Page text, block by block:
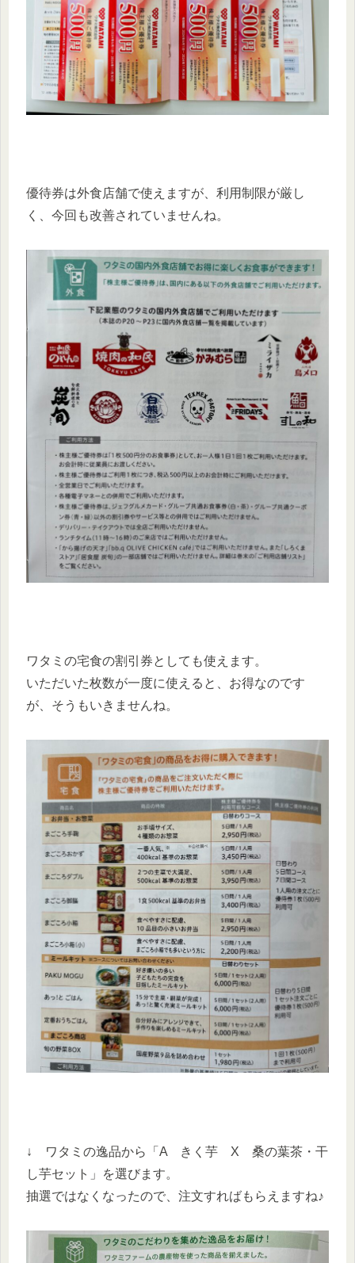
優待券は外食店舗で使えますが、利用制限が厳し
く、今回も改善されていませんね。
ワタミの宅食の割引券としても使えます。
いただいた枚数が一度に使えると、お得なのです
が、そうもいきませんね。
↓ ワタミの逸品から「A きく芋 X 桑の葉茶・干
し芋セット」を選びます。
抽選ではなくなったので、注文すればもらえますね♪